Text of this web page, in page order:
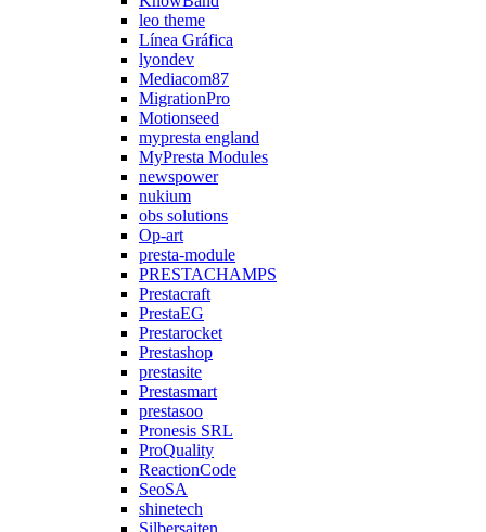
leo theme
Línea Gráfica
lyondev
Mediacom87
MigrationPro
Motionseed
mypresta england
MyPresta Modules
newspower
nukium
obs solutions
Op-art
presta-module
PRESTACHAMPS
Prestacraft
PrestaEG
Prestarocket
Prestashop
prestasite
Prestasmart
prestasoo
Pronesis SRL
ProQuality
ReactionCode
SeoSA
shinetech
Silbersaiten